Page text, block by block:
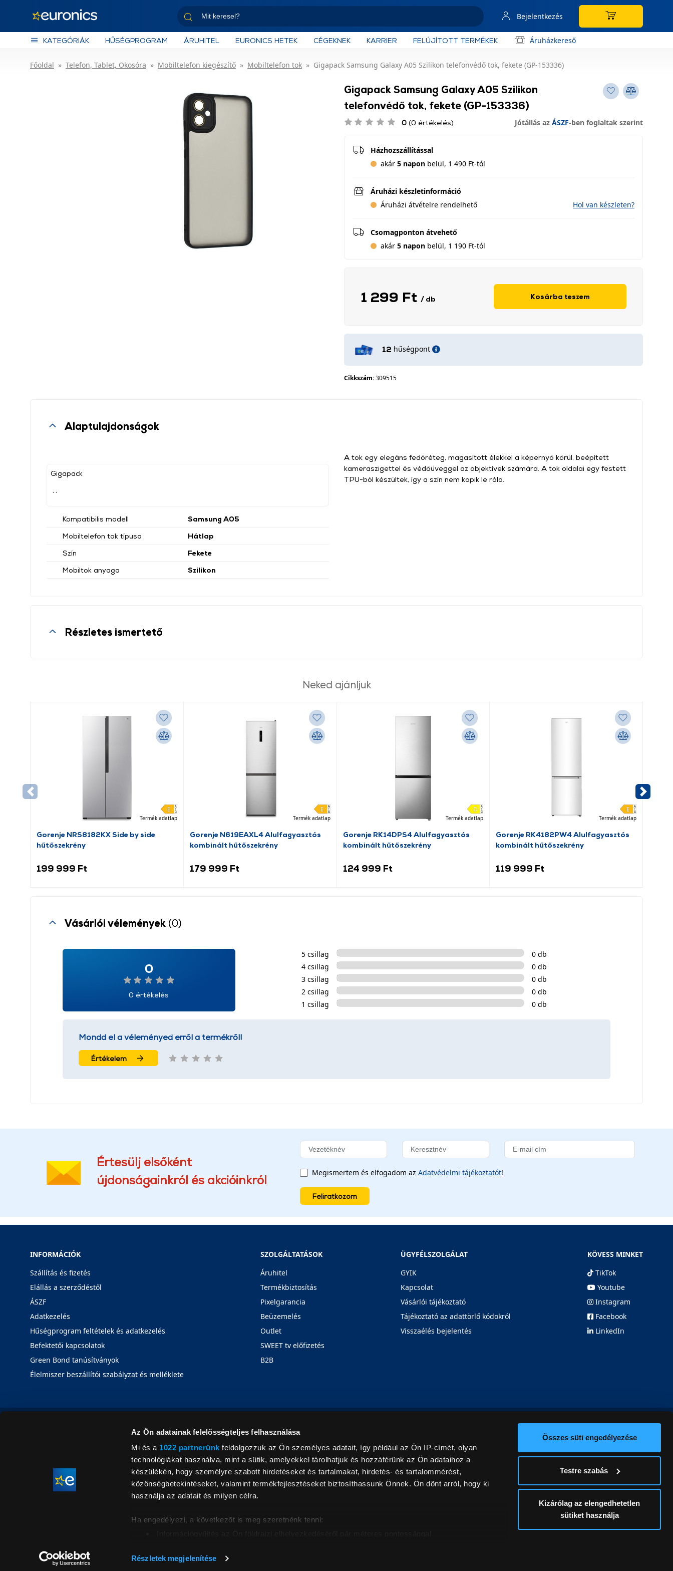
Az Ön adatainak felelősségteljes felhasználása
Mi és a 1022 partnerünk feldolgozzuk az Ön személyes adatait, így például az Ön IP-címét, olyan
technológiákat használva, mint a sütik, amelyekkel tárolhatjuk és hozzáférünk az Ön adataihoz a
készülékén, hogy személyre szabott hirdetéseket és tartalmakat, hirdetés- és tartalommérést,
közönségbetekintéseket, valamint termékfejlesztéseket biztosíthassunk Önnek. Ön dönt arról, hogy ki
használja az adatait és milyen célra.
Ha engedélyezi, a következőt is meg szeretnénk tenni:
ellenőrzésével
Részletek megjelenítése
Összes süti engedélyezése
Testre szabás
Kizárólag az elengedhetetlen
sütiket használja
Bejelentkezés
KATEGÓRIÁK HŰSÉGPROGRAM ÁRUHITEL EURONICS HETEK CÉGEKNEK KARRIER FELÚJÍTOTT TERMÉKEK Áruházkereső
Főoldal Telefon, Tablet, Okosóra Mobiltelefon kiegészítő Mobiltelefon tok Gigapack Samsung Galaxy A05 Szilikon telefonvédő tok, fekete (GP-153336)
Gigapack Samsung Galaxy A05 Szilikon
telefonvédő tok, fekete (GP-153336)
0 (0 értékelés) Jótállás az ÁSZF-ben foglaltak szerint
Házhozszállítással
akár 5 napon belül, 1 490 Ft-tól
Áruházi készletinformáció
Áruházi átvételre rendelhető
Hol van készleten?
Csomagponton átvehető
akár 5 napon belül, 1 190 Ft-tól
1 299 Ft / db Kosárba teszem
12 hűségpont
Cikkszám:309515
Alaptulajdonságok
Gigapack
Kompatibilis modell
Samsung A05
Mobiltelefon tok típusa
Hátlap
Szín
Fekete
Mobiltok anyaga
Szilikon
A tok egy elegáns fedőréteg, magasított élekkel a képernyő körül, beépített
kameraszigettel és védőüveggel az objektívek számára. A tok oldalai egy festett
TPU-ból készültek, így a szín nem kopik le róla.
Részletes ismertető
Neked ajánljuk
Termék adatlap
Gorenje NRS8182KX Side by side
hűtőszekrény
199 999 Ft
Termék adatlap
Gorenje N619EAXL4 Alulfagyasztós
kombinált hűtőszekrény
179 999 Ft
Termék adatlap
Gorenje RK14DPS4 Alulfagyasztós
kombinált hűtőszekrény
124 999 Ft
Termék adatlap
Gorenje RK4182PW4 Alulfagyasztós
kombinált hűtőszekrény
119 999 Ft
Vásárlói vélemények (0)
0
0 értékelés
5 csillag
0 db
4 csillag
0 db
3 csillag
0 db
2 csillag
0 db
1 csillag
0 db
Mondd el a véleményed erről a termékről!
Értékelem
Értesülj elsőként
újdonságainkról és akcióinkról
Megismertem és elfogadom az Adatvédelmi tájékoztatót!
Feliratkozom
INFORMÁCIÓK
Szállítás és fizetés
Elállás a szerződéstől
ÁSZF
Adatkezelés
Hűségprogram feltételek és adatkezelés
Befektetői kapcsolatok
Green Bond tanúsítványok
Élelmiszer beszállítói szabályzat és melléklete
SZOLGÁLTATÁSOK
Áruhitel
Termékbiztosítás
Pixelgarancia
Beüzemelés
Outlet
SWEET tv előfizetés
B2B
ÜGYFÉLSZOLGÁLAT
GYIK
Kapcsolat
Vásárlói tájékoztató
Tájékoztató az adattörlő kódokról
Visszaélés bejelentés
KÖVESS MINKET
TikTok
Youtube
Instagram
Facebook
LinkedIn
© 2026. Minden jog fenntartva! Euronics Műszaki Áruházlánc
feltüntetett árak, képek leírások tájékoztató jellegűek, és nem minősülnek ajánlattételnek, az esetleges pontatlanságért